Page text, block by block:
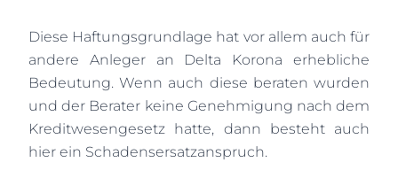
Diese Haftungsgrundlage hat vor allem auch für
andere Anleger an Delta Korona erhebliche
Bedeutung. Wenn auch diese beraten wurden
und der Berater keine Genehmigung nach dem
Kreditwesengesetz hatte, dann besteht auch
hier ein Schadensersatzanspruch.